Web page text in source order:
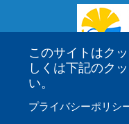
このサイトはク
しくは下記のク
い。
プライバシーポリシ
Amgen Biotech